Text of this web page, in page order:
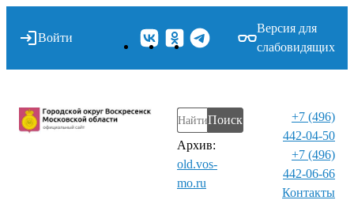
Войти
Версия для
слабовидящих
Поиск
Архив:
old.vos-
mo.ru
+7 (496)
442-04-50
+7 (496)
442-06-66
Контакты⁠